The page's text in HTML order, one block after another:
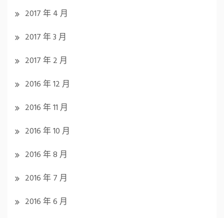
2017 年 4 月
2017 年 3 月
2017 年 2 月
2016 年 12 月
2016 年 11 月
2016 年 10 月
2016 年 8 月
2016 年 7 月
2016 年 6 月